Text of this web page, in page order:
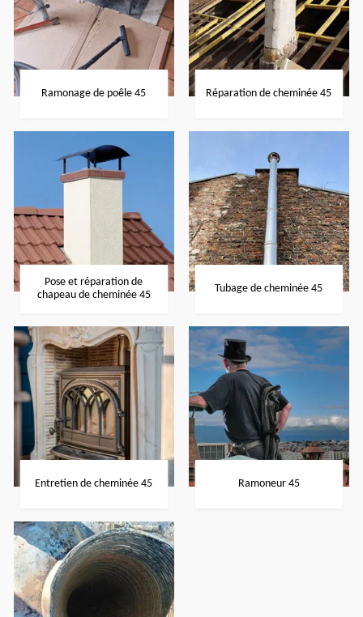
Ramonage de poêle 45 Réparation de cheminée 45
Pose et réparation de
chapeau de cheminée 45
Tubage de cheminée 45
Entretien de cheminée 45 Ramoneur 45